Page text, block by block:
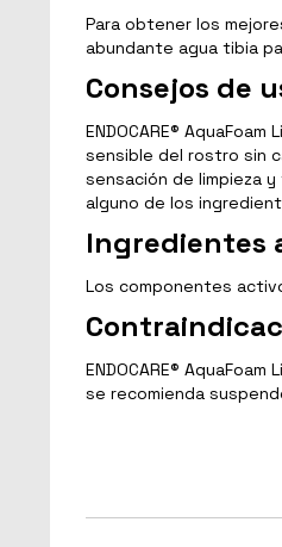
Para obtener los
abundante agua tibia
Consejos de
ENDOCARE®
sensible del rostro sin
sensación de limpieza
alguno de los
Ingredientes
Los componentes
ENDOCARE®
se recomienda